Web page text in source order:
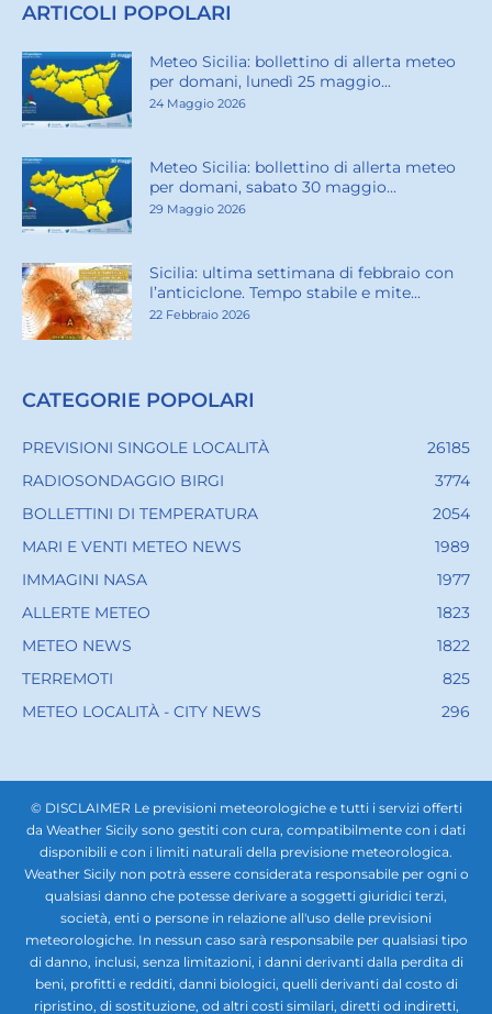
ARTICOLI POPOLARI
Meteo Sicilia: bollettino di allerta meteo
per domani, lunedì 25 maggio...
24 Maggio 2026
Meteo Sicilia: bollettino di allerta meteo
per domani, sabato 30 maggio...
29 Maggio 2026
Sicilia: ultima settimana di febbraio con
l’anticiclone. Tempo stabile e mite...
22 Febbraio 2026
CATEGORIE POPOLARI
PREVISIONI SINGOLE LOCALITÀ
26185
RADIOSONDAGGIO BIRGI
3774
BOLLETTINI DI TEMPERATURA
2054
MARI E VENTI METEO NEWS
1989
IMMAGINI NASA
1977
ALLERTE METEO
1823
METEO NEWS
1822
TERREMOTI
825
METEO LOCALITÀ - CITY NEWS
296
© DISCLAIMER Le previsioni meteorologiche e tutti i servizi offerti
da Weather Sicily sono gestiti con cura, compatibilmente con i dati
disponibili e con i limiti naturali della previsione meteorologica.
Weather Sicily non potrà essere considerata responsabile per ogni o
qualsiasi danno che potesse derivare a soggetti giuridici terzi,
società, enti o persone in relazione all'uso delle previsioni
meteorologiche. In nessun caso sarà responsabile per qualsiasi tipo
di danno, inclusi, senza limitazioni, i danni derivanti dalla perdita di
beni, profitti e redditi, danni biologici, quelli derivanti dal costo di
ripristino, di sostituzione, od altri costi similari, diretti od indiretti,